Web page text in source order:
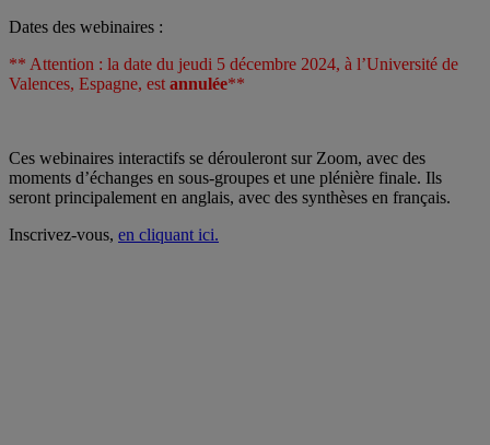
Dates des webinaires :
** Attention : la date du jeudi 5 décembre 2024, à l’Université de
Valences, Espagne, est annulée**
Ces webinaires interactifs se dérouleront sur Zoom, avec des
moments d’échanges en sous-groupes et une plénière finale. Ils
seront principalement en anglais, avec des synthèses en français.
Inscrivez-vous, en cliquant ici.